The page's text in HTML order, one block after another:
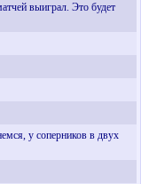
выиграл. Это будет
у соперников в двух